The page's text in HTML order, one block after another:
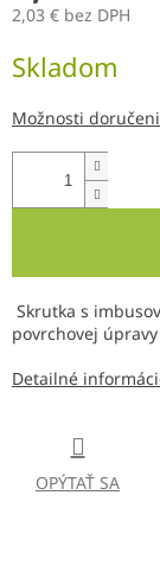
2,03 € bez DPH
cena:
Skladom
Možnosti
Skrutka s
povrchovej úpravy
Detailné
OPÝTAŤ SA